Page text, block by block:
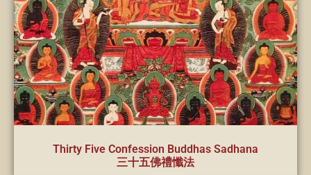
Thirty Five Confession Buddhas Sadhana
三十五佛禮懺法